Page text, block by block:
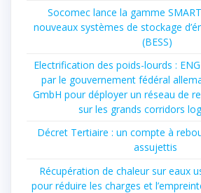
Socomec lance la gamme
nouveaux systèmes de stockage
(BESS)
Electrification des poids-lourds :
par le gouvernement fédéral
GmbH pour déployer un réseau de
sur les grands corridors
Décret Tertiaire : un compte à
assujettis
Récupération de chaleur sur eaux
pour réduire les charges et